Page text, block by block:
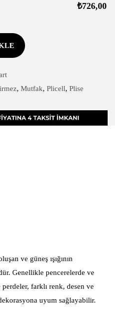
₺726,00
, Mutfak, Plicell, Plise
ve güneş ışığının
Genellikle pencerelerde ve
farklı renk, desen ve
uyum sağlayabilir.